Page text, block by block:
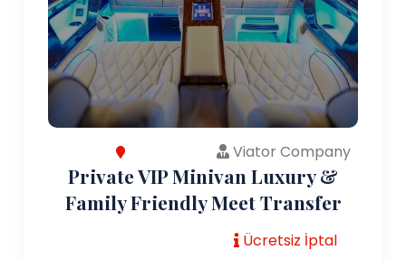
Viator Company
Private VIP Minivan Luxury &
Family Friendly Meet Transfer
Ücretsiz İptal